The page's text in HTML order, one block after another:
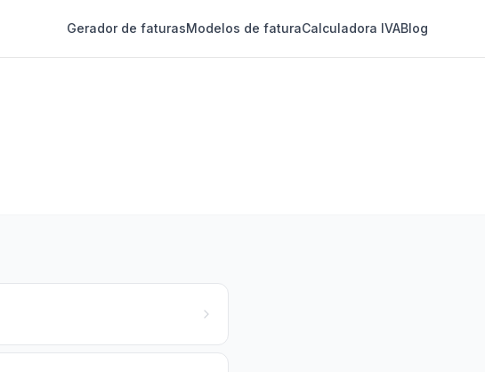
Gerador de faturasModelos de faturaCalculadora IVABlog